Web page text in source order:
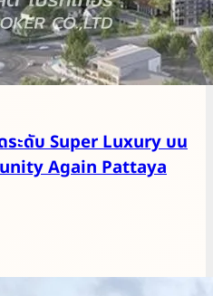
ะดับ Super Luxury บน
Again Pattaya